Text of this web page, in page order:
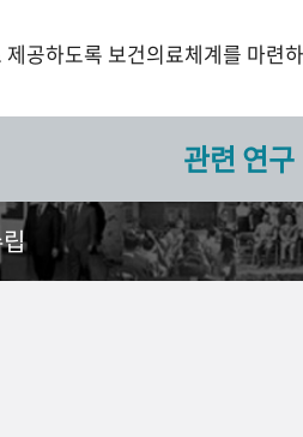
공하도록 보건의료체계를 마련
관련 연구